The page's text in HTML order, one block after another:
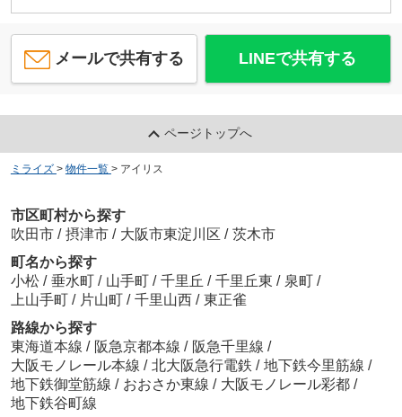
メールで共有する LINEで共有する
ページトップへ
ミライズ > 物件一覧 > アイリス
市区町村から探す
吹田市 / 摂津市 / 大阪市東淀川区 / 茨木市
町名から探す
小松 / 垂水町 / 山手町 / 千里丘 / 千里丘東 / 泉町 /
上山手町 / 片山町 / 千里山西 / 東正雀
路線から探す
東海道本線 / 阪急京都本線 / 阪急千里線 /
大阪モノレール本線 / 北大阪急行電鉄 / 地下鉄今里筋線 /
地下鉄御堂筋線 / おおさか東線 / 大阪モノレール彩都 /
地下鉄谷町線